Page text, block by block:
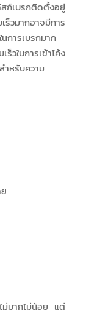
เบรกติดตั้งอยู่
ร็วมากอาจมีการ
การเบรกมาก
ในการเข้าโค้ง
ำหรับความ
มากไม่น้อย แต่